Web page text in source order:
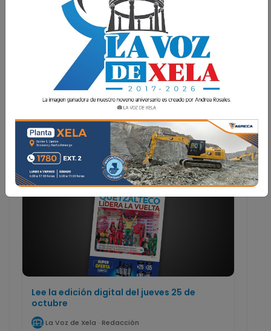
Lee la edición digital del viernes 26 de
octubre
26 Octubre 2018 20:00
Lee la edición digital del jueves 25 de
octubre
La Voz de Xela · Redacción